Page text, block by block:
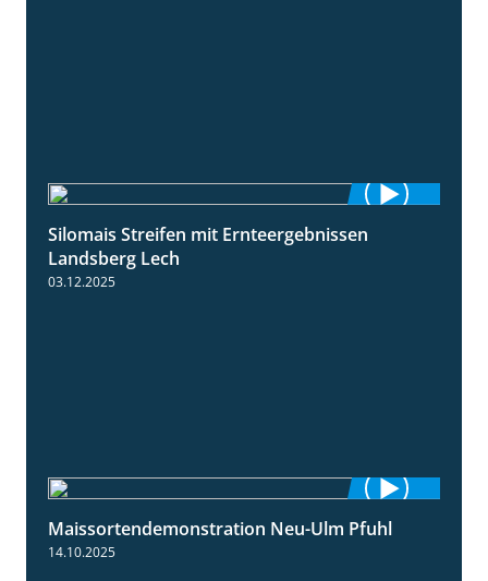
11:01
Silomais Streifen mit Ernteergebnissen
Landsberg Lech
03.12.2025
7:10
Maissortendemonstration Neu-Ulm Pfuhl
14.10.2025